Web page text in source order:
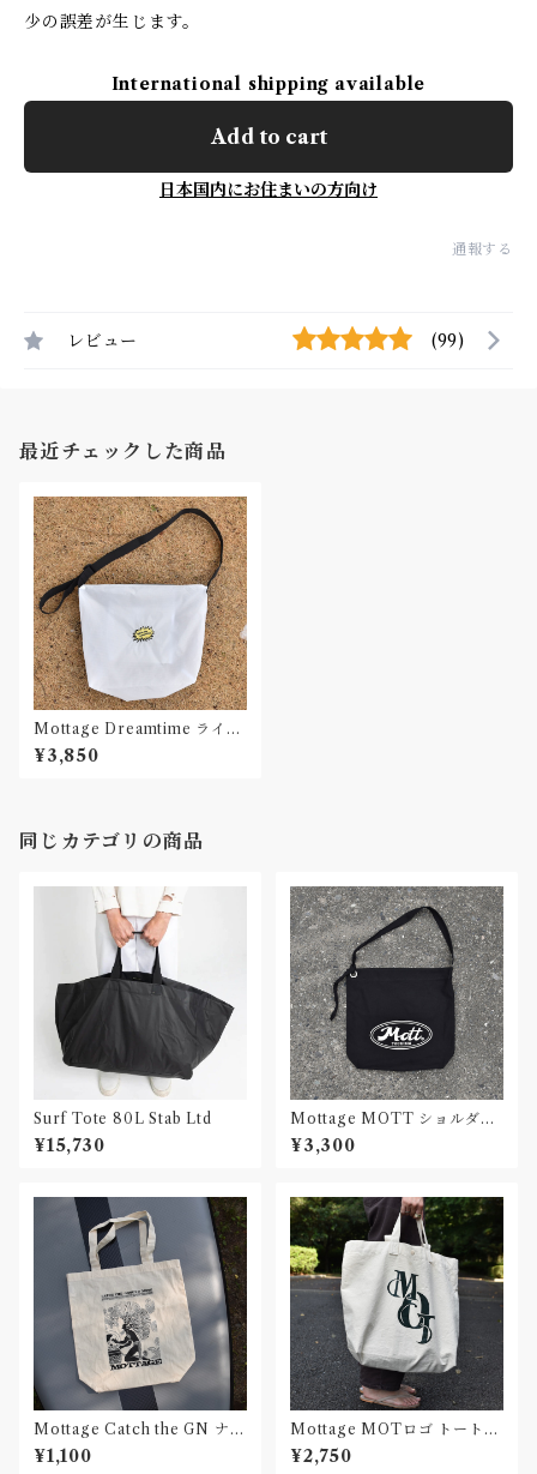
少の誤差が生じます。
International shipping available
Add to cart
日本国内にお住まいの方向け
通報する
レビュー (99)
最近チェックした商品
Mottage Dreamtime ライト
ナイロン リップストップショ
ルダーバッグ
¥3,850
同じカテゴリの商品
Surf Tote 80L Stab Ltd
¥15,730
Mottage MOTT ショルダー
バッグ キャンバス
¥3,300
Mottage Catch the GN ナチ
ュラルコットンバッグ
¥1,100
Mottage MOTロゴ トートバ
ッグ プリント キャンバス
¥2,750